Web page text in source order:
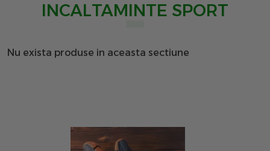
INCALTAMINTE SPORT
Nu exista produse in aceasta sectiune